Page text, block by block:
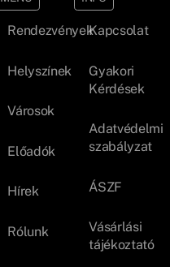
Rendezvények
Helyszínek
Városok
Előadók
Hírek
Rólunk
Kapcsolat
Gyakori
Kérdések
Adatvédelmi
szabályzat
ÁSZF
Vásárlási
tájékoztató